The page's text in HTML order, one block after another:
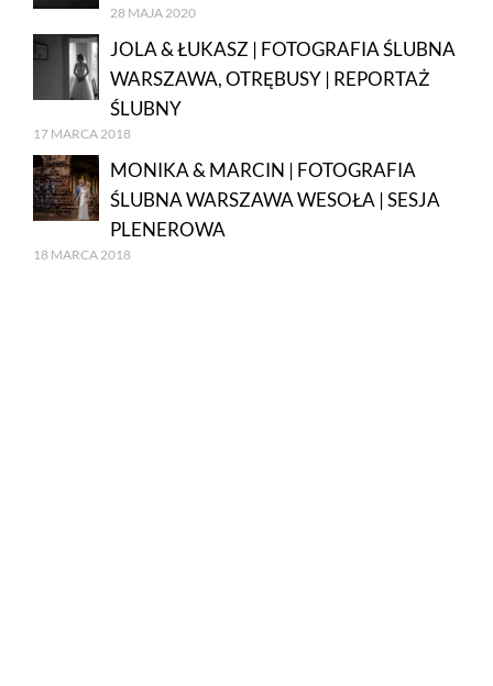
28 MAJA 2020
JOLA & ŁUKASZ | FOTOGRAFIA ŚLUBNA
WARSZAWA, OTRĘBUSY | REPORTAŻ
ŚLUBNY
17 MARCA 2018
MONIKA & MARCIN | FOTOGRAFIA
ŚLUBNA WARSZAWA WESOŁA | SESJA
PLENEROWA
18 MARCA 2018